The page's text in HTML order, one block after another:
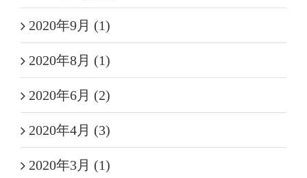
2020年9月 (1)
2020年8月 (1)
2020年6月 (2)
2020年4月 (3)
2020年3月 (1)